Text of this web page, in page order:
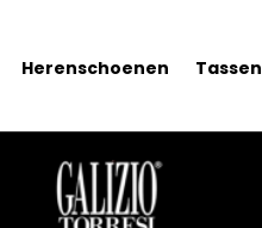
Herenschoenen Tassen